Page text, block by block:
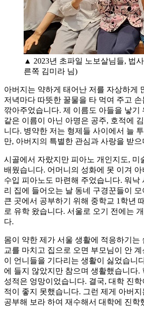
▲ 2023년 초파일 노보살님들, 법
른쪽 김미라 님)
아버지는 약하게 태어난 저를 자상하게
저녁마다 따뜻한 꿀물을 타 먹여 주고
깎아주었습니다. 제 이름도 아들을 낳기
같은 이름이 아닌 아명은 공주, 호적에
니다. 병약한 저는 형제들 사이에서 늘
만, 아버지의 특별한 관심과 사랑을 받
시골에서 자랐지만 피아노 개인지도, 미
배웠습니다. 어머니의 성화에 못 이겨
수입 피아노도 마련해 주었습니다. 워낙
리 집에 들어오는 날 동네 구경꾼들이
큰 곳에서 공부하기 위해 중학교 1학년
로 유학 왔습니다. 서울로 오기 전에는
다.
몸이 약한 제가 서울 생활에 적응하기는
교를 마치고 집으로 오면 부모님이 안
이 언니들을 기다리는 생활이 싫었습니
에 들지 않았지만 참으며 생활했습니다.
성적은 엉망이었습니다. 결국, 대학 진
적이 좋지 못했습니다. 그런 제게 아버
공부해 보라 하여 재수해서 대학에 진학